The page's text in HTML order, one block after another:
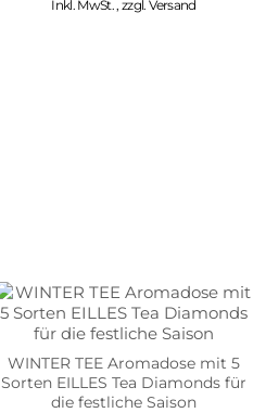
Inkl. MwSt. ,zzgl.Versand
WINTER TEE Aromadose mit 5
Sorten EILLES Tea Diamonds für
die festliche Saison